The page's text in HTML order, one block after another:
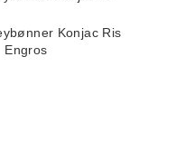
Konjac Ris
Engros